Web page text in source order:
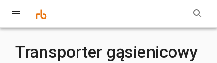
Transporter gąsienicowy